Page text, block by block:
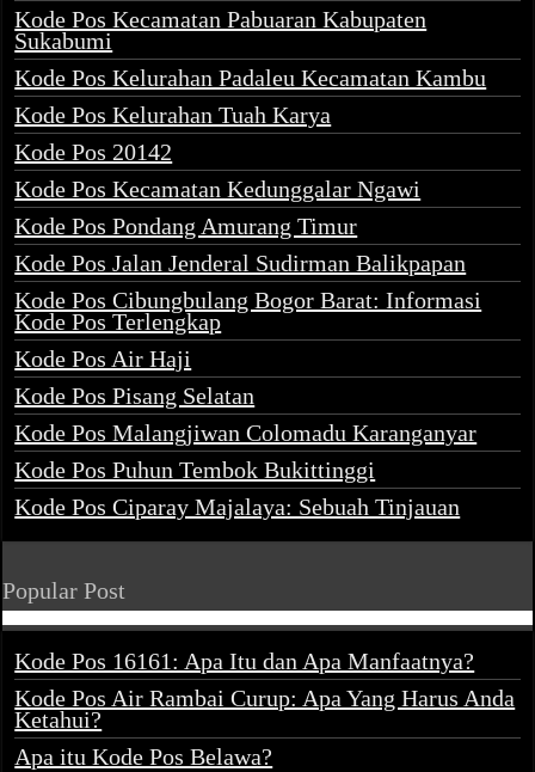
Kode Pos Kecamatan Pabuaran Kabupaten
Sukabumi
Kode Pos Kelurahan Padaleu Kecamatan Kambu
Kode Pos Kelurahan Tuah Karya
Kode Pos 20142
Kode Pos Kecamatan Kedunggalar Ngawi
Kode Pos Pondang Amurang Timur
Kode Pos Jalan Jenderal Sudirman Balikpapan
Kode Pos Cibungbulang Bogor Barat: Informasi
Kode Pos Terlengkap
Kode Pos Air Haji
Kode Pos Pisang Selatan
Kode Pos Malangjiwan Colomadu Karanganyar
Kode Pos Puhun Tembok Bukittinggi
Kode Pos Ciparay Majalaya: Sebuah Tinjauan
Popular Post
Kode Pos 16161: Apa Itu dan Apa Manfaatnya?
Kode Pos Air Rambai Curup: Apa Yang Harus Anda
Ketahui?
Apa itu Kode Pos Belawa?